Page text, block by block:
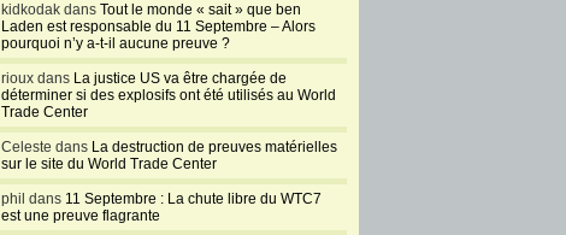
kidkodak dans Tout le monde « sait » que ben
Laden est responsable du 11 Septembre – Alors
pourquoi n’y a-t-il aucune preuve ?
rioux dans La justice US va être chargée de
déterminer si des explosifs ont été utilisés au World
Trade Center
Celeste dans La destruction de preuves matérielles
sur le site du World Trade Center
phil dans 11 Septembre : La chute libre du WTC7
est une preuve flagrante